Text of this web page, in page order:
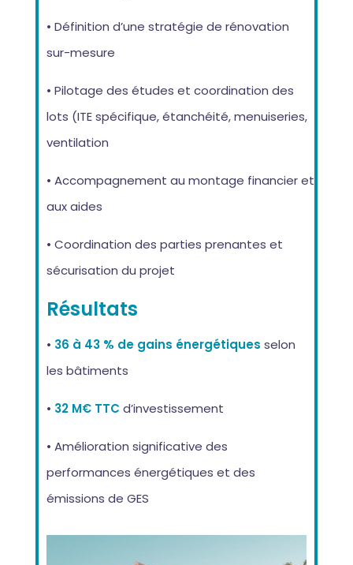
• Définition d’une stratégie de rénovation
sur-mesure
• Pilotage des études et coordination des
lots (ITE spécifique, étanchéité, menuiseries,
ventilation
• Accompagnement au montage financier et
aux aides
• Coordination des parties prenantes et
sécurisation du projet
Résultats
• 36 à 43 % de gains énergétiques selon
les bâtiments
• 32 M€ TTC d’investissement
• Amélioration significative des
performances énergétiques et des
émissions de GES